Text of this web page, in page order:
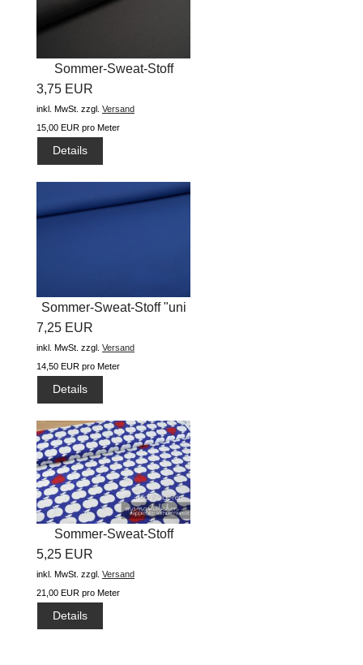
Sommer-Sweat-Stoff
3,75 EUR
inkl. MwSt. zzgl. Versand
15,00 EUR pro Meter
Details
Sommer-Sweat-Stoff "uni
#dunkles...
7,25 EUR
inkl. MwSt. zzgl. Versand
14,50 EUR pro Meter
Details
Sommer-Sweat-Stoff
#applebite...
5,25 EUR
inkl. MwSt. zzgl. Versand
21,00 EUR pro Meter
Details